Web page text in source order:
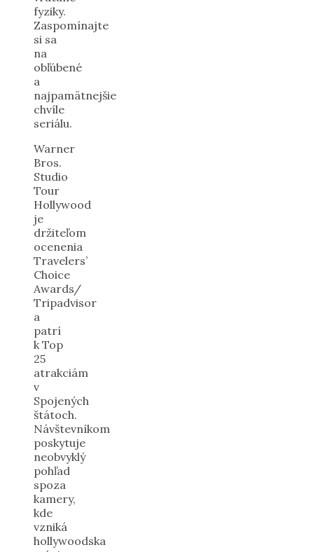
fyziky.
Zaspomínajte
si sa
na
obľúbené
a
najpamätnejšie
chvíle
seriálu.
Warner
Bros.
Studio
Tour
Hollywood
je
držiteľom
ocenenia
Travelers’
Choice
Awards/
Tripadvisor
a
patrí
k Top
25
atrakciám
v
Spojených
štátoch.
Návštevníkom
poskytuje
neobvyklý
pohľad
spoza
kamery,
kde
vzniká
hollywoodska